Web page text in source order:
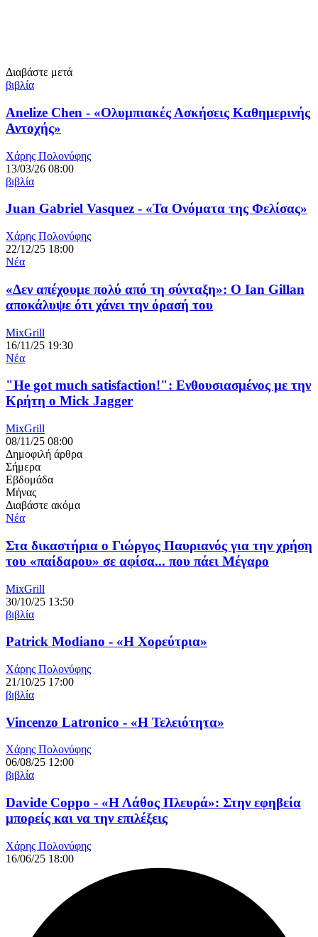
Διαβάστε μετά
βιβλία
Anelize Chen - «Ολυμπιακές Ασκήσεις Καθημερινής
Αντοχής»
Χάρης Πολονύφης
13/03/26 08:00
βιβλία
Juan Gabriel Vasquez - «Τα Ονόματα της Φελίσας»
Χάρης Πολονύφης
22/12/25 18:00
Νέα
«Δεν απέχουμε πολύ από τη σύνταξη»: Ο Ian Gillan
αποκάλυψε ότι χάνει την όρασή του
MixGrill
16/11/25 19:30
Νέα
"He got much satisfaction!": Ενθουσιασμένος με την
Κρήτη ο Mick Jagger
MixGrill
08/11/25 08:00
Δημοφιλή άρθρα
Σήμερα
Εβδομάδα
Μήνας
Διαβάστε ακόμα
Νέα
Στα δικαστήρια ο Γιώργος Παυριανός για την χρήση
του «παίδαρου» σε αφίσα... που πάει Μέγαρο
MixGrill
30/10/25 13:50
βιβλία
Patrick Modiano - «Η Χορεύτρια»
Χάρης Πολονύφης
21/10/25 17:00
βιβλία
Vincenzo Latronico - «Η Τελειότητα»
Χάρης Πολονύφης
06/08/25 12:00
βιβλία
Davide Coppo - «Η Λάθος Πλευρά»: Στην εφηβεία
μπορείς και να την επιλέξεις
Χάρης Πολονύφης
16/06/25 18:00